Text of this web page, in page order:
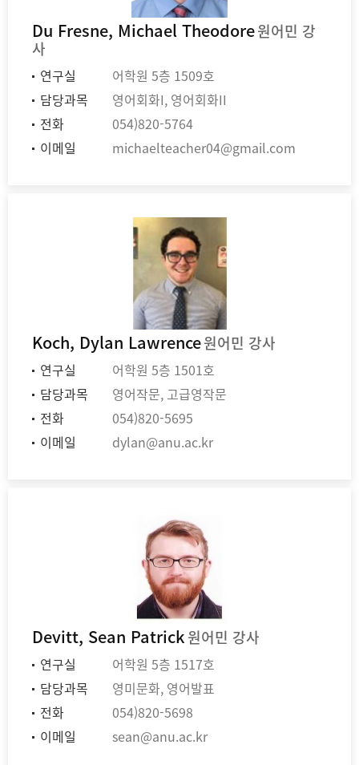
Du Fresne, Michael Theodore원어민 강
사
연구실
어학원 5층 1509호
담당과목
영어회화I, 영어회화II
전화
054)820-5764
이메일
michaelteacher04@gmail.com
Koch, Dylan Lawrence원어민 강사
연구실
어학원 5층 1501호
담당과목
영어작문, 고급영작문
전화
054)820-5695
이메일
dylan@anu.ac.kr
Devitt, Sean Patrick원어민 강사
연구실
어학원 5층 1517호
담당과목
영미문화, 영어발표
전화
054)820-5698
이메일
sean@anu.ac.kr